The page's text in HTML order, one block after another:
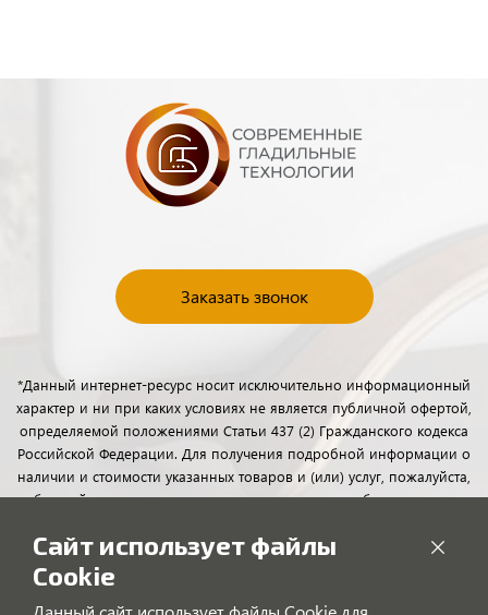
Заказать звонок
*Данный интернет-ресурс носит исключительно информационный
характер и ни при каких условиях не является публичной офертой,
определяемой положениями Статьи 437 (2) Гражданского кодекса
Российской Федерации. Для получения подробной информации о
наличии и стоимости указанных товаров и (или) услуг, пожалуйста,
обращайтесь к менеджерам отдела клиентского обслуживания с
Сайт использует файлы
Cookie